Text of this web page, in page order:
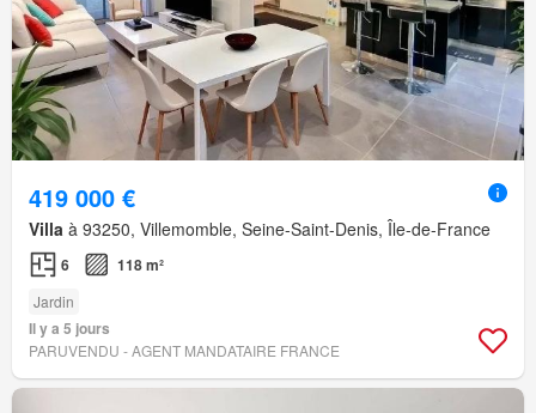
419 000 €
Villa à 93250, Villemomble, Seine-Saint-Denis, Île-de-France
6 118 m²
Jardin
Il y a 5 jours
PARUVENDU - AGENT MANDATAIRE FRANCE